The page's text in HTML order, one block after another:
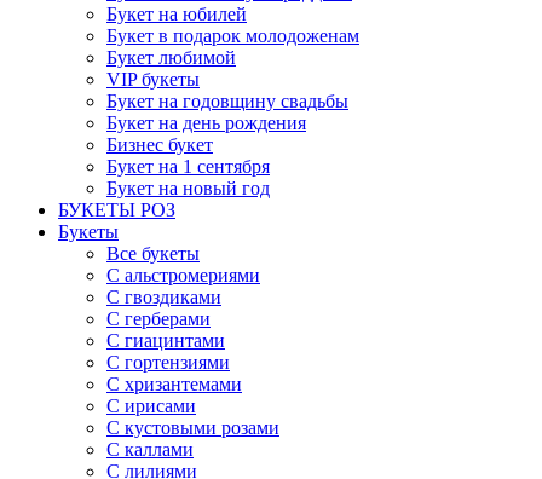
Букет на юбилей
Букет в подарок молодоженам
Букет любимой
VIP букеты
Букет на годовщину свадьбы
Букет на день рождения
Бизнес букет
Букет на 1 сентября
Букет на новый год
БУКЕТЫ РОЗ
Букеты
Все букеты
С альстромериями
С гвоздиками
С герберами
С гиацинтами
С гортензиями
С хризантемами
С ирисами
С кустовыми розами
С каллами
С лилиями